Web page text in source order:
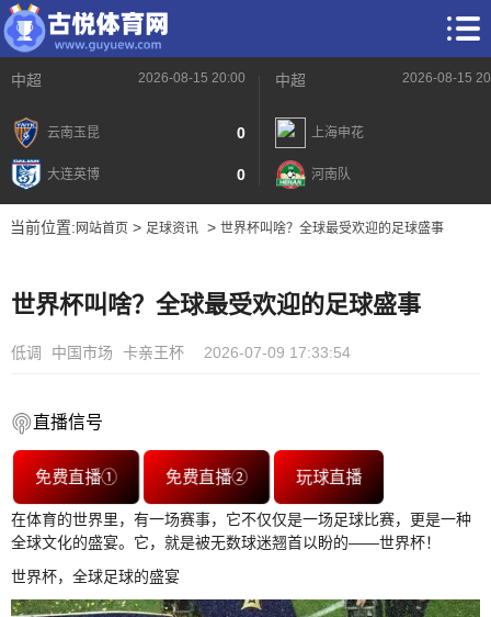
中超 2026-08-15 20:00
云南玉昆 0
大连英博 0
中超 2026-08-15
上海申花
河南队
当前位置: 网站首页> 足球资讯> 世界杯叫啥？全球最受欢迎的足球盛事
世界杯叫啥？全球最受欢迎的足球盛事
低调 中国市场 卡亲王杯 2026-07-09 17:33:54
直播信号
免费直播① 免费直播② 玩球直播
在体育的世界里，有一场赛事，它不仅仅是一场足球比赛，更是一种
全球文化的盛宴。它，就是被无数球迷翘首以盼的——世界杯！
世界杯，全球足球的盛宴